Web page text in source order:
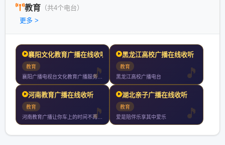
教育 （共4个电台）
更多 >
襄阳文化教育广播在线收听
教育
襄阳广播电视台文化教育广播服务有车一族有孩一族单身一族等全受
黑龙江高校广播在线收听
教育
黑龙江高校广播电台
河南教育广播在线收听
教育
河南教育广播让你车上的时间不再无聊用有趣的方式打开知识随时打
湖北亲子广播在线收听
教育
爱是陪伴乐享其中爱乐